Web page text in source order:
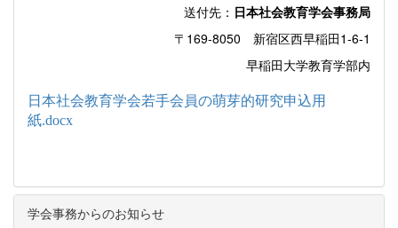
送付先： 日本社会教育学会事務局
〒 169-8050 新宿区西早稲田1-6-1
早稲田大学教育学部内
日本社会教育学会若手会員の萌芽的研究申込用
紙.docx
学会事務からのお知らせ